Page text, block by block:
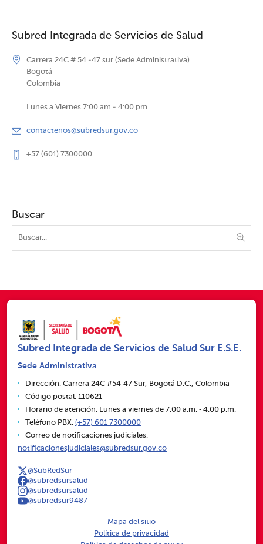
Subred Integrada de Servicios de Salud
Carrera 24C # 54 -47 sur (Sede Administrativa)
Bogotá
Colombia
Lunes a Viernes 7:00 am - 4:00 pm
contactenos@subredsur.gov.co
+57 (601) 7300000
Buscar
Subred Integrada de Servicios de Salud Sur E.S.E.
Sede Administrativa
Dirección: Carrera 24C #54‑47 Sur, Bogotá D.C., Colombia
Código postal: 110621
Horario de atención: Lunes a viernes de 7:00 a.m. ‑ 4:00 p.m.
Teléfono PBX: (+57) 601 7300000
Correo de notificaciones judiciales:
notificacionesjudiciales@subredsur.gov.co
@SubRedSur
@subredsursalud
@subredsursalud
@subredsur9487
Mapa del sitio
Política de privacidad